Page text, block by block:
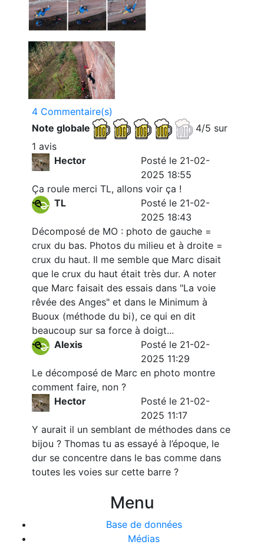
4 Commentaire(s)
Note globale
4/5 sur
1 avis
Hector
Posté le 21-02-
2025 18:55
Ça roule merci TL, allons voir ça !
TL
Posté le 21-02-
2025 18:43
Décomposé de MO : photo de gauche =
crux du bas. Photos du milieu et à droite =
crux du haut. Il me semble que Marc disait
que le crux du haut était très dur. A noter
que Marc faisait des essais dans "La voie
rêvée des Anges" et dans le Minimum à
Buoux (méthode du bi), ce qui en dit
beaucoup sur sa force à doigt...
Alexis
Posté le 21-02-
2025 11:29
Le décomposé de Marc en photo montre
comment faire, non ?
Hector
Posté le 21-02-
2025 11:17
Y aurait il un semblant de méthodes dans ce
bijou ? Thomas tu as essayé à l’époque, le
dur se concentre dans le bas comme dans
toutes les voies sur cette barre ?
Menu
Base de données
Médias